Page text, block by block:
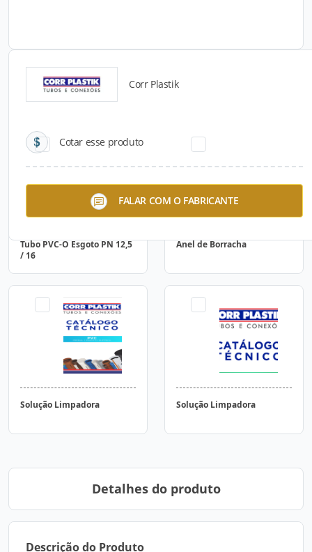
Corr Plastik
Cotar esse produto
FALAR COM O FABRICANTE
Catálogos para Download
Tubo PVC-O Esgoto PN 12,5
/ 16
Anel de Borracha
Solução Limpadora Solução Limpadora
Detalhes do produto
Descrição do Produto